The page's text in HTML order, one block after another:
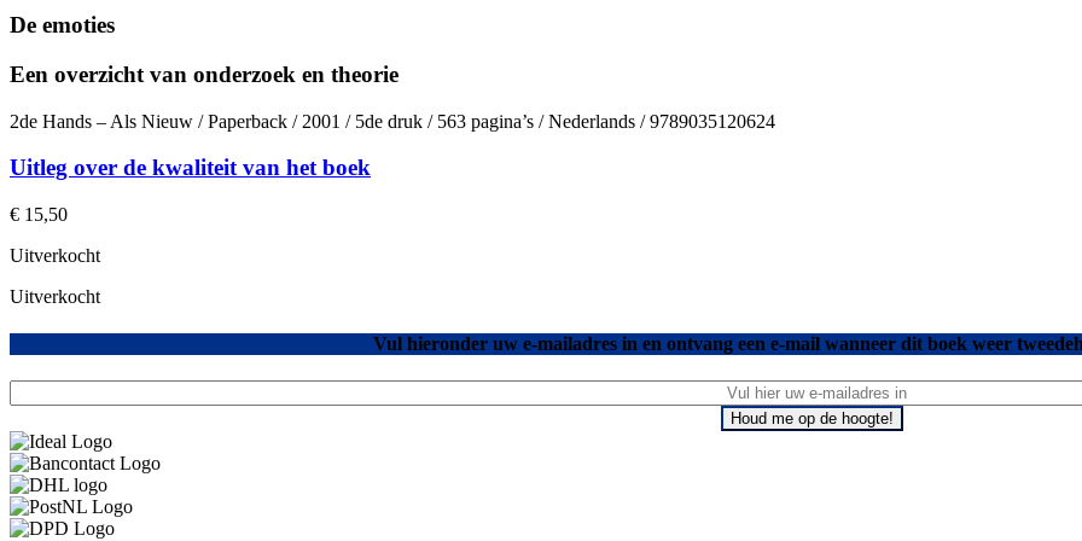
De emoties
Een overzicht van onderzoek en theorie
2de Hands – Als Nieuw / Paperback / 2001 / 5de druk / 563 pagina’s / Nederlands / 9789035120624
Uitleg over de kwaliteit van het boek
€ 15,50
Uitverkocht
Uitverkocht
Vul hieronder uw e-mailadres in en ontvang een e-mail wanneer dit boek weer
Houd me op de hoogte!